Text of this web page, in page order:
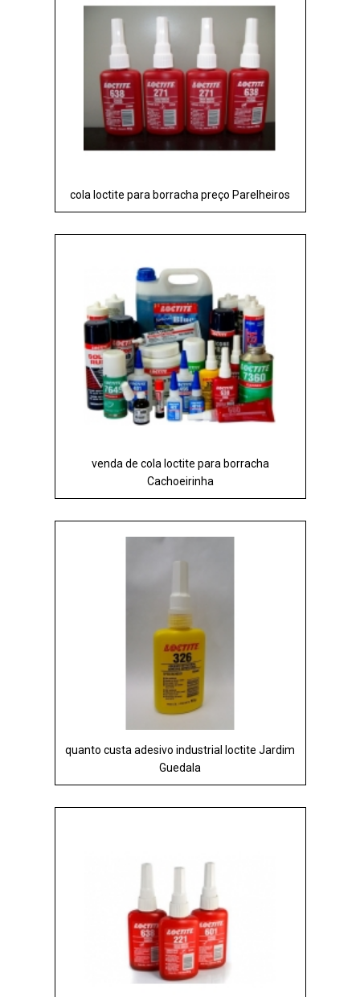
cola loctite para borracha preço Parelheiros
venda de cola loctite para borracha
Cachoeirinha
quanto custa adesivo industrial loctite Jardim
Guedala